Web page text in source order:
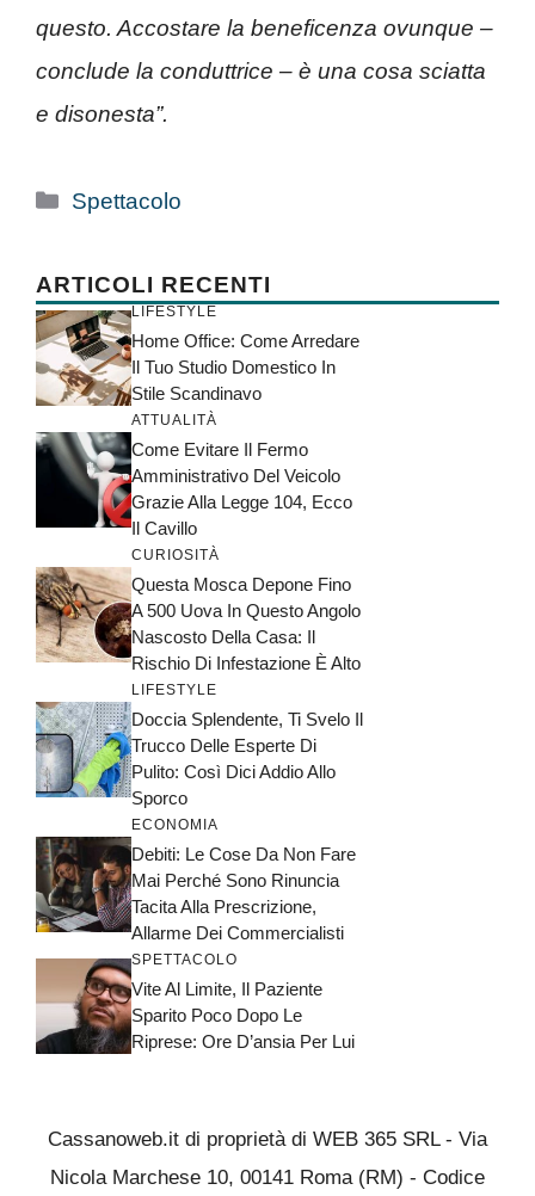
questo. Accostare la beneficenza ovunque –
conclude la conduttrice – è una cosa sciatta
e disonesta”.
Categorie
Spettacolo
ARTICOLI RECENTI
LIFESTYLE
Home Office: Come Arredare
Il Tuo Studio Domestico In
Stile Scandinavo
ATTUALITÀ
Come Evitare Il Fermo
Amministrativo Del Veicolo
Grazie Alla Legge 104, Ecco
Il Cavillo
CURIOSITÀ
Questa Mosca Depone Fino
A 500 Uova In Questo Angolo
Nascosto Della Casa: Il
Rischio Di Infestazione È Alto
LIFESTYLE
Doccia Splendente, Ti Svelo Il
Trucco Delle Esperte Di
Pulito: Così Dici Addio Allo
Sporco
ECONOMIA
Debiti: Le Cose Da Non Fare
Mai Perché Sono Rinuncia
Tacita Alla Prescrizione,
Allarme Dei Commercialisti
SPETTACOLO
Vite Al Limite, Il Paziente
Sparito Poco Dopo Le
Riprese: Ore D’ansia Per Lui
Cassanoweb.it di proprietà di WEB 365 SRL - Via
Nicola Marchese 10, 00141 Roma (RM) - Codice